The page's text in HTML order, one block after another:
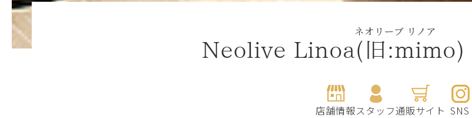
ネオリーブ リノア
Neolive Linoa(旧:mimo)
店舗情報スタッフ通販サイト SNS